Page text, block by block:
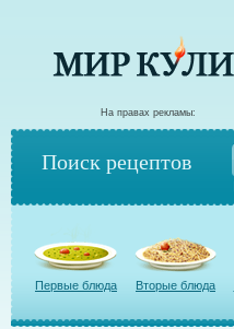
На правах рекламы:
Поиск рецептов
Первые блюда Вторые блюда